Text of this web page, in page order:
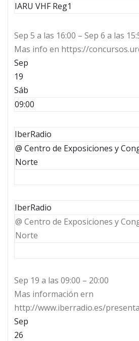
IARU VHF Reg1
Sep 5 a las 16:00 – Sep 6 a las
Mas info en https://
Sep
19
Sáb
09:00
IberRadio
@ Centro de Exposiciones y
Norte
IberRadio
@ Centro de Exposiciones y
Norte
Sep 19 a las 09:00 – 20:00
Mas información ern
http://www.iberradio.es/
Sep
26